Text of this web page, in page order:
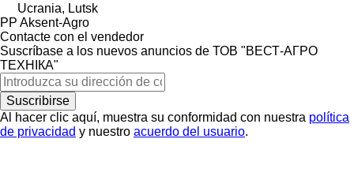
Ucrania, Lutsk
PP Aksent-Agro
Contacte con el vendedor
Suscríbase a los nuevos anuncios de ТОВ "ВЕСТ-АГРО
ТЕХНІКА"
Suscribirse
Al hacer clic aquí, muestra su conformidad con nuestra política
de privacidad y nuestro acuerdo del usuario.